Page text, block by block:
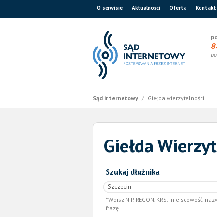
O serwisie Aktualności Oferta Kontakt
Sąd internetowy / Giełda wierzytelności
Giełda
Szukaj dłużnika
Wpisz NIP, REGON, KRS, miejscowość,
frazę